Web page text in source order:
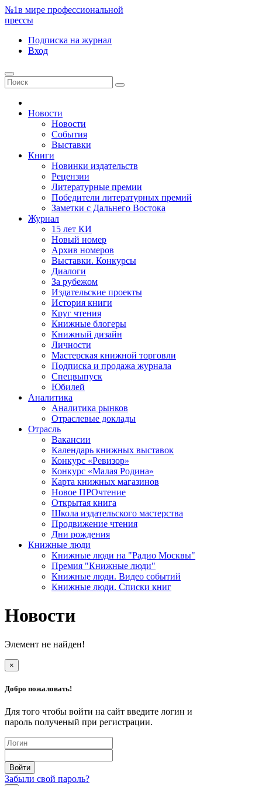
№1в мире профессиональной
прессы
Подписка на журнал
Вход
Новости
Новости
События
Выставки
Книги
Новинки издательств
Рецензии
Литературные премии
Победители литературных премий
Заметки с Дальнего Востока
Журнал
15 лет КИ
Новый номер
Архив номеров
Выставки. Конкурсы
Диалоги
За рубежом
Издательские проекты
История книги
Круг чтения
Книжные блогеры
Книжный дизайн
Личности
Мастерская книжной торговли
Подписка и продажа журнала
Спецвыпуск
Юбилей
Аналитика
Аналитика рынков
Отраслевые доклады
Отрасль
Вакансии
Календарь книжных выставок
Конкурс «Ревизор»
Конкурс «Малая Родина»
Карта книжных магазинов
Новое ПРОчтение
Открытая книга
Школа издательского мастерства
Продвижение чтения
Дни рождения
Книжные люди
Книжные люди на "Радио Москвы"
Премия "Книжные люди"
Книжные люди. Видео событий
Книжные люди. Списки книг
Новости
Элемент не найден!
×
Добро пожаловать!
Для того чтобы войти на сайт введите логин и
пароль полученый при регистрации.
Забыли свой пароль?